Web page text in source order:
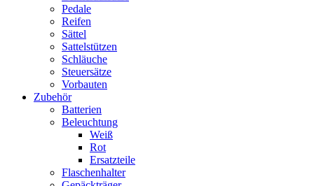
Pedale
Reifen
Sättel
Sattelstützen
Schläuche
Steuersätze
Vorbauten
Zubehör
Batterien
Beleuchtung
Weiß
Rot
Ersatzteile
Flaschenhalter